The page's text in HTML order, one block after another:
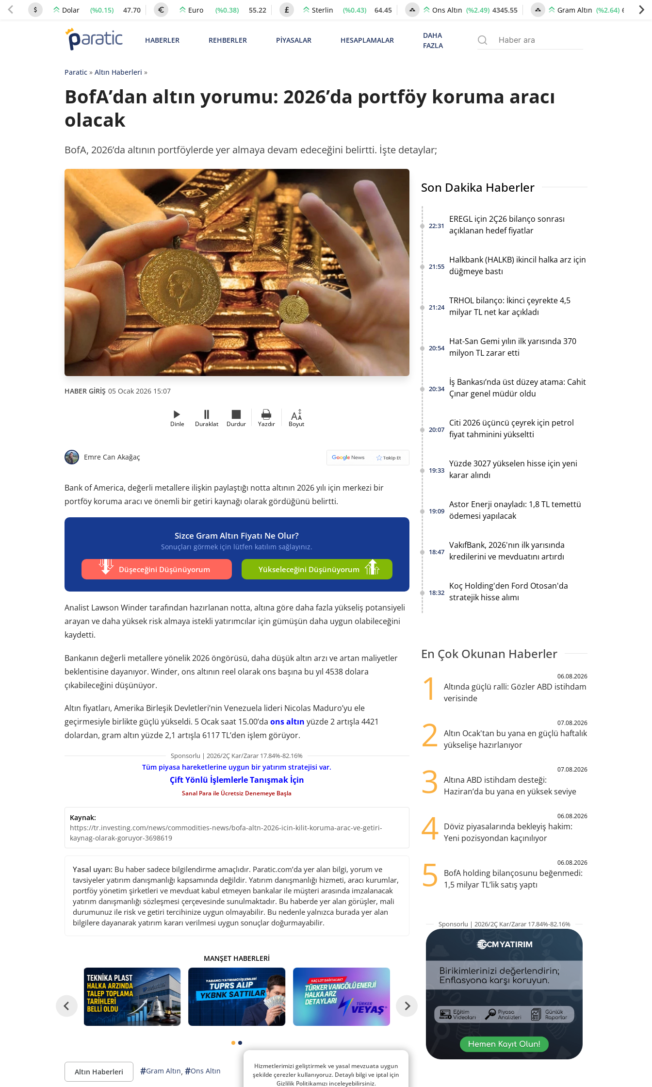
Dolar (%0.15) 47.70 Euro (%0.38) 55.22 Sterlin (%0.43) 64.45 Ons Altın (%2.49) 4345.55 Gram Altın (%2.64) 6664.14
HABERLER REHBERLER PİYASALAR HESAPLAMALAR
DAHA
FAZLA
Paratic» Altın Haberleri »
BofA’dan altın yorumu: 2026’da portföy koruma aracı
olacak
BofA, 2026’da altının portföylerde yer almaya devam edeceğini belirtti. İşte detaylar;
HABER GİRİŞ 05 Ocak 2026 15:07
Dinle Duraklat Durdur Yazdır Boyut
Emre Can Akağaç
Bank of America, değerli metallere ilişkin paylaştığı notta altının 2026 yılı için merkezi bir
portföy koruma aracı ve önemli bir getiri kaynağı olarak gördüğünü belirtti.
Sizce Gram Altın Fiyatı Ne Olur?
Sonuçları görmek için lütfen katılım sağlayınız.
Düşeceğini Düşünüyorum Yükseleceğini Düşünüyorum
Analist Lawson Winder tarafından hazırlanan notta, altına göre daha fazla yükseliş potansiyeli
arayan ve daha yüksek risk almaya istekli yatırımcılar için gümüşün daha uygun olabileceğini
kaydetti.
Bankanın değerli metallere yönelik 2026 öngörüsü, daha düşük altın arzı ve artan maliyetler
beklentisine dayanıyor. Winder, ons altının reel olarak ons başına bu yıl 4538 dolara
çıkabileceğini düşünüyor.
Altın fiyatları, Amerika Birleşik Devletleri’nin Venezuela lideri Nicolas Maduro’yu ele
geçirmesiyle birlikte güçlü yükseldi. 5 Ocak saat 15.00’da ons altın yüzde 2 artışla 4421
dolardan, gram altın yüzde 2,1 artışla 6117 TL’den işlem görüyor.
Sponsorlu | 2026/2Ç Kar/Zarar 17.84%-82.16%
Tüm piyasa hareketlerine uygun bir yatırım stratejisi var.
Çift Yönlü İşlemlerle Tanışmak İçin
Sanal Para ile Ücretsiz Denemeye Başla
Kaynak:
https://tr.investing.com/news/commodities-news/bofa-altn-2026-icin-kilit-koruma-arac-ve-getiri-
kaynag-olarak-goruyor-3698619
Yasal uyarı: Bu haber sadece bilgilendirme amaçlıdır. Paratic.com’da yer alan bilgi, yorum ve
tavsiyeler yatırım danışmanlığı kapsamında değildir. Yatırım danışmanlığı hizmeti, aracı kurumlar,
portföy yönetim şirketleri ve mevduat kabul etmeyen bankalar ile müşteri arasında imzalanacak
yatırım danışmanlığı sözleşmesi çerçevesinde sunulmaktadır. Bu haberde yer alan görüşler, mali
durumunuz ile risk ve getiri tercihinize uygun olmayabilir. Bu nedenle yalnızca burada yer alan
bilgilere dayanarak yatırım kararı verilmesi uygun sonuçlar doğurmayabilir.
MANŞET HABERLERI
Altın Haberleri #Gram Altın, #Ons Altın
Son Dakika Haberler
22:31
EREGL için 2Ç26 bilanço sonrası
açıklanan hedef fiyatlar
21:55
Halkbank (HALKB) ikincil halka arz için
düğmeye bastı
21:24
TRHOL bilanço: İkinci çeyrekte 4,5
milyar TL net kar açıkladı
20:54
Hat-San Gemi yılın ilk yarısında 370
milyon TL zarar etti
20:34
İş Bankası’nda üst düzey atama: Cahit
Çınar genel müdür oldu
20:07
Citi 2026 üçüncü çeyrek için petrol
fiyat tahminini yükseltti
19:33
Yüzde 3027 yükselen hisse için yeni
karar alındı
19:09
Astor Enerji onayladı: 1,8 TL temettü
ödemesi yapılacak
18:47
VakıfBank, 2026'nın ilk yarısında
kredilerini ve mevduatını artırdı
18:32
Koç Holding'den Ford Otosan'da
stratejik hisse alımı
En Çok Okunan Haberler
1 06.08.2026
Altında güçlü ralli: Gözler ABD istihdam
verisinde
2 07.08.2026
Altın Ocak'tan bu yana en güçlü haftalık
yükselişe hazırlanıyor
3 07.08.2026
Altına ABD istihdam desteği:
Haziran’da bu yana en yüksek seviye
4 06.08.2026
Döviz piyasalarında bekleyiş hakim:
Yeni pozisyondan kaçınılıyor
5 06.08.2026
BofA holding bilançosunu beğenmedi:
1,5 milyar TL’lik satış yaptı
Sponsorlu | 2026/2Ç Kar/Zarar 17.84%-82.16%
Hizmetlerimizi geliştirmek ve yasal mevzuata uygun
şekilde çerezler kullanıyoruz. Detaylı bilgi ve iptal için
Gizlilik Politikamızı inceleyebilirsiniz.